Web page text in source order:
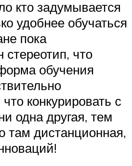
кто задумывается
удобнее обучаться
пока
стереотип, что
обучения
конкурировать с
одна другая, тем
там дистанционная,